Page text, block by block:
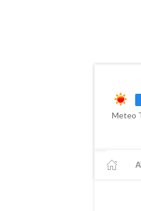
Meteo